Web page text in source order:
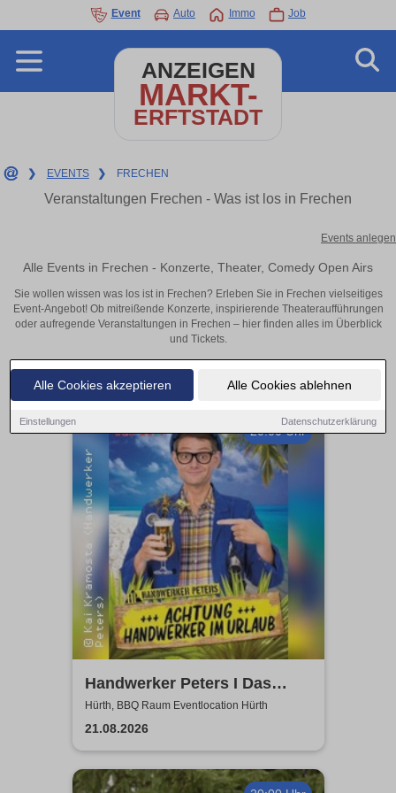
Alle Cookies akzeptieren Alle Cookies ablehnen
Einstellungen Datenschutzerklärung
Event Auto Immo Job
ANZEIGEN
MARKT-
ERFTSTADT
❯ EVENTS ❯ FRECHEN
Veranstaltungen Frechen - Was ist los in Frechen
Events anlegen
Alle Events in Frechen - Konzerte, Theater, Comedy Open Airs
Sie wollen wissen was los ist in Frechen? Erleben Sie in Frechen vielseitiges
Event-Angebot! Ob mitreißende Konzerte, inspirierende Theateraufführungen
oder aufregende Veranstaltungen in Frechen – hier finden alles im Überblick
und Tickets.
20:00 Uhr
Handwerker Peters I Das
Sommer Event | Achtung -
Handwerker im UrlaubOpen
Air
Hürth, BBQ Raum Eventlocation Hürth
21.08.2026